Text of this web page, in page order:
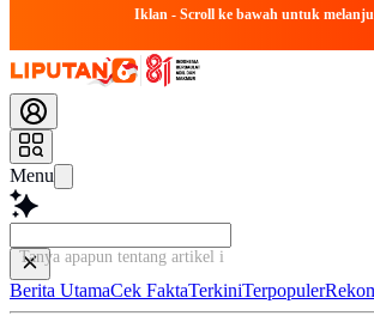
Iklan - Scroll ke bawah untuk
Menu
Tanya apapun tentang artikel ini...
Berita UtamaCek FaktaTerkiniTerpopuler